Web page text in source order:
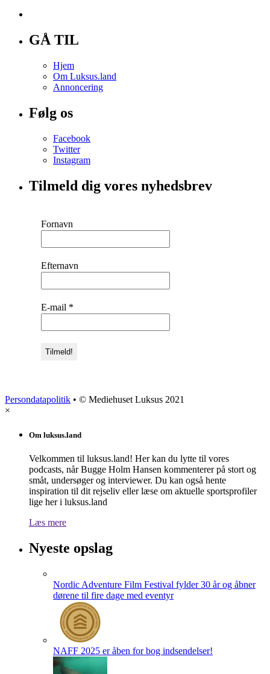
GÅ TIL
Hjem
Om Luksus.land
Annoncering
Følg os
Facebook
Twitter
Instagram
Tilmeld dig vores nyhedsbrev
Fornavn
Efternavn
E-mail *
Persondatapolitik • © Mediehuset Luksus 2021
×
Om luksus.land
Velkommen til luksus.land! Her kan du lytte til vores
podcasts, når Bugge Holm Hansen kommenterer på stort og
småt, undersøger og interviewer. Du kan også hente
inspiration til dit rejseliv eller læse om aktuelle sportsprofiler
lige her i luksus.land
Læs mere
Nyeste opslag
Nordic Adventure Film Festival fylder 30 år og åbner
dørene til fire dage med eventyr
NAFF 2025 er åben for bog indsendelser!